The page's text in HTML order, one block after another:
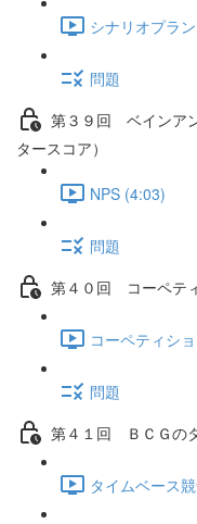
シナリオプラ
問題
第３９回 ベインア
タースコア）
NPS (4:03)
問題
第４０回 コーペテ
コーペティシ
問題
第４１回 ＢＣＧの
タイムベース